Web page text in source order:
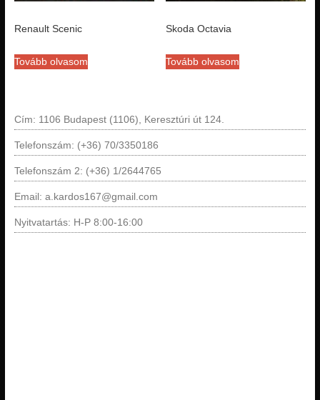
Renault Scenic
Tovább olvasom
Skoda Octavia
Tovább olvasom
Cím: 1106 Budapest (1106), Keresztúri út 124.
Telefonszám: (+36) 70/3350186
Telefonszám 2: (+36) 1/2644765
Email: a.kardos167@gmail.com
Nyitvatartás: H-P 8:00-16:00